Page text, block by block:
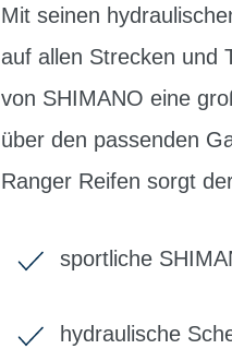
Mit seinen
auf allen Strecken und
von SHIMANO eine
über den passenden
Ranger Reifen sorgt
sportliche
hydraulische